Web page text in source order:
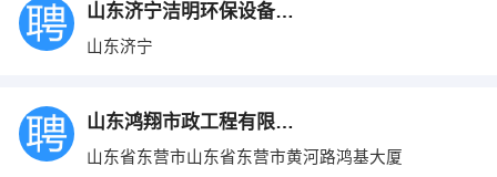
山东济宁洁明环保设备有限公司
山东济宁
山东鸿翔市政工程有限公司
山东省东营市山东省东营市黄河路鸿基大厦